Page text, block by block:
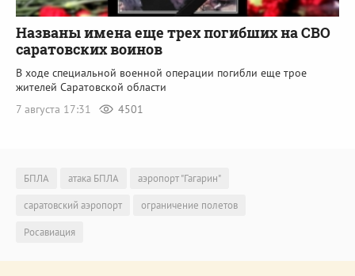
Названы имена еще трех погибших на СВО
саратовских воинов
В ходе специальной военной операции погибли еще трое
жителей Саратовской области
7 августа 17:31
4501
БПЛА атака БПЛА
аэропорт "Гагарин"
саратовский аэропорт
ограничение полетов
Росавиация